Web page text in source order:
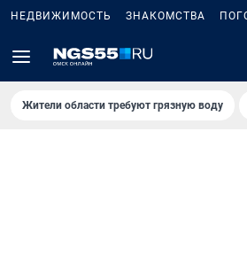
НЕДВИЖИМОСТЬ ЗНАКОМСТВА
Жители области требуют грязную воду